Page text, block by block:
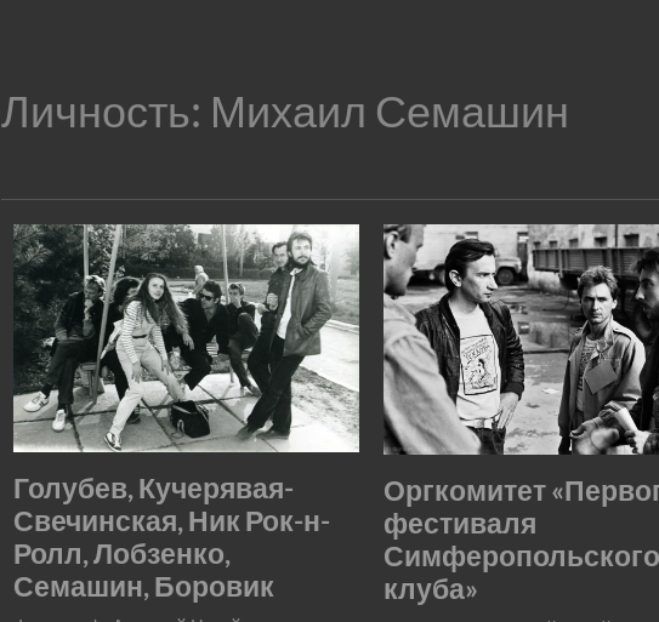
Личность: Михаил Семашин
Голубев, Кучерявая-
Свечинская, Ник Рок-н-
Ролл, Лобзенко,
Семашин, Боровик
Оргкомитет
фестиваля
клуба»